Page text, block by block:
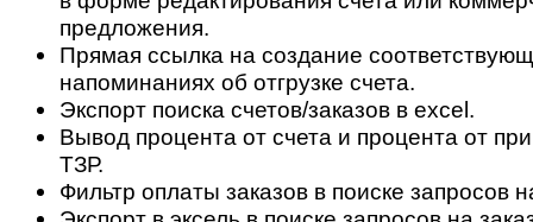
предложения.
Прямая ссылка на создание
напоминаниях об отгрузке счета.
Экспорт поиска счетов/заказов в excel.
Вывод процента от счета и процента от
ТЗР.
Фильтр оплаты заказов в поиске запросов